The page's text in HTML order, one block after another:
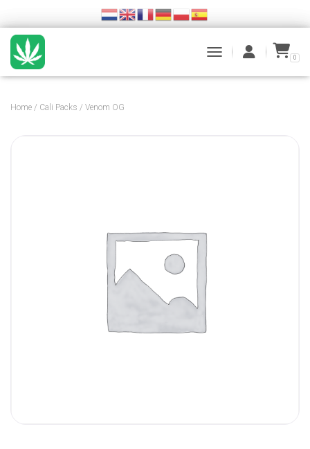
TOGGLE NAVIGATION0
Home / Cali Packs / Venom OG